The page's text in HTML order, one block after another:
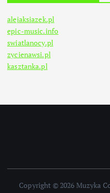
alejaksiazek.pl
epic-music.info
swiatlanocy.pl
zycienawsi.pl
kasztanka.pl
Copyright © 2026 Muzyka